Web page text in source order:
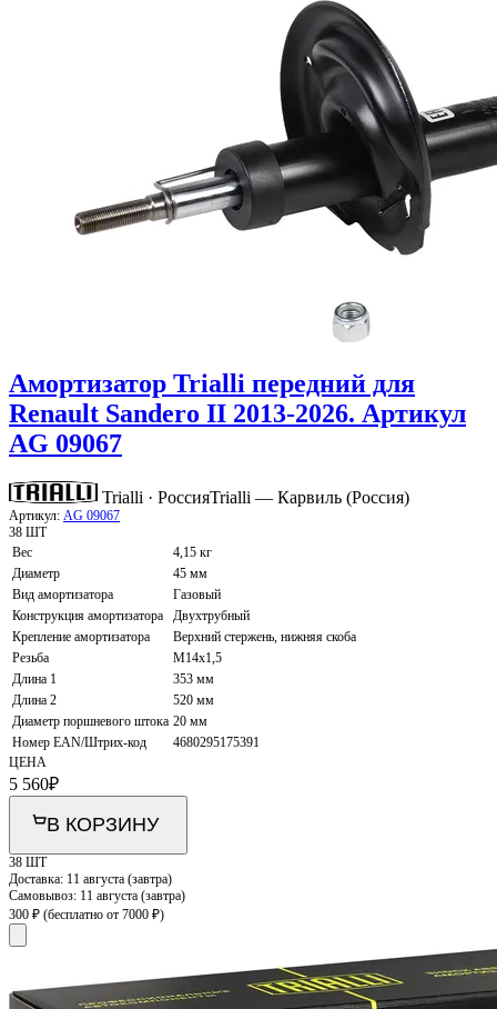
Амортизатор Trialli передний для
Renault Sandero II 2013-2026. Артикул
AG 09067
Trialli · РоссияTrialli — Карвиль (Россия)
Артикул: AG 09067
38 ШТ
Вес
4,15 кг
Диаметр
45 мм
Вид амортизатора
Газовый
Конструкция амортизатора
Двухтрубный
Крепление амортизатора
Верхний стержень, нижняя скоба
Резьба
M14x1,5
Длина 1
353 мм
Длина 2
520 мм
Диаметр поршневого штока 20 мм
Номер EAN/Штрих-код
4680295175391
ЦЕНА
5 560₽
В КОРЗИНУ
38 ШТ
Доставка: 11 августа (завтра)
Самовывоз: 11 августа (завтра)
300 ₽ (бесплатно от 7000 ₽)